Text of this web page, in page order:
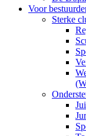
Voor
Sterke